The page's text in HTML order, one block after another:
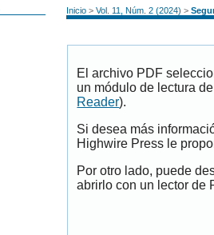
Inicio >Vol. 11, Núm. 2 (2024) >
El archivo PDF
un módulo de lectura
Reader).
Si desea más
Highwire Press le
Por otro lado, puede
abrirlo con un lector de